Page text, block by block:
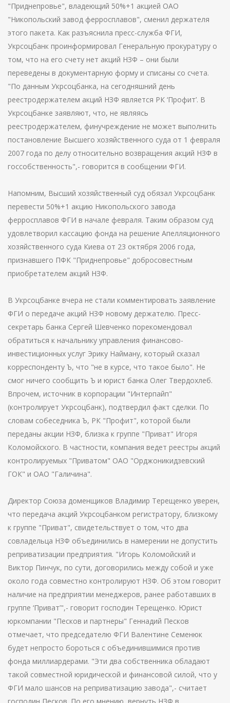
"Приднепровье", владеющий 50%+1 акцией ОАО
"Никопольский завод ферросплавов", сменил держателя
этого пакета. Как разъяснила пресс-служба ФГИ,
Укрсоцбанк проинформировал Генеральную прокуратуру о
том, что на его счету нет акций НЗФ – они были
переведены в документарную форму и списаны со счета.
"По данным Укрсоцбанка, на сегодняшний день
реестродержателем акций НЗФ является РК ‘Профит’. В
Укрсоцбанке заявляют, что, не являясь
реестродержателем, финучреждение не может выполнить
постановление Высшего хозяйственного суда от 1 февраля
2007 года по делу относительно возвращения акций НЗФ в
госсобственность",- говорится в сообщении ФГИ.
Напомним, Высший хозяйственный суд обязал Укрсоцбанк
перевести 50%+1 акцию Никопольского завода
ферросплавов ФГИ в начале февраля. Таким образом суд
удовлетворил кассацию фонда на решение Апелляционного
хозяйственного суда Киева от 23 октября 2006 года,
признавшего ПФК "Приднепровье" добросовестным
приобретателем акций НЗФ.
В Укрсоцбанке вчера не стали комментировать заявление
ФГИ о передаче акций НЗФ новому держателю. Пресс-
секретарь банка Сергей Шевченко порекомендовал
обратиться к начальнику управления финансово-
инвестиционных услуг Эрику Найману, который сказал
корреспонденту Ъ, что "не в курсе, что такое было". Не
смог ничего сообщить Ъ и юрист банка Олег Твердохлеб.
Впрочем, источник в корпорации "Интерпайп"
(контролирует Укрсоцбанк), подтвердил факт сделки. По
словам собеседника Ъ, РК "Профит", которой были
переданы акции НЗФ, близка к группе "Приват" Игоря
Коломойского. В частности, компания ведет реестры акций
контролируемых "Приватом" ОАО "Орджоникидзевский
ГОК" и ОАО "Галичина".
Директор Союза доменщиков Владимир Терещенко уверен,
что передача акций Укрсоцбанком регистратору, близкому
к группе "Приват", свидетельствует о том, что два
совладельца НЗФ объединились в намерении не допустить
реприватизации предприятия. "Игорь Коломойский и
Виктор Пинчук, по сути, договорились между собой и уже
около года совместно контролируют НЗФ. Об этом говорит
наличие на предприятии менеджеров, ранее работавших в
группе ‘Приват’",- говорит господин Терещенко. Юрист
юркомпании "Песков и партнеры" Геннадий Песков
отмечает, что председателю ФГИ Валентине Семенюк
будет непросто бороться с объединившимися против
фонда миллиардерами. "Эти два собственника обладают
такой совместной юридической и финансовой силой, что у
ФГИ мало шансов на реприватизацию завода",- считает